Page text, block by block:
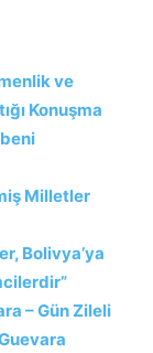
ve
Konuşma
Milletler
Bolivya’ya
– Gün Zileli